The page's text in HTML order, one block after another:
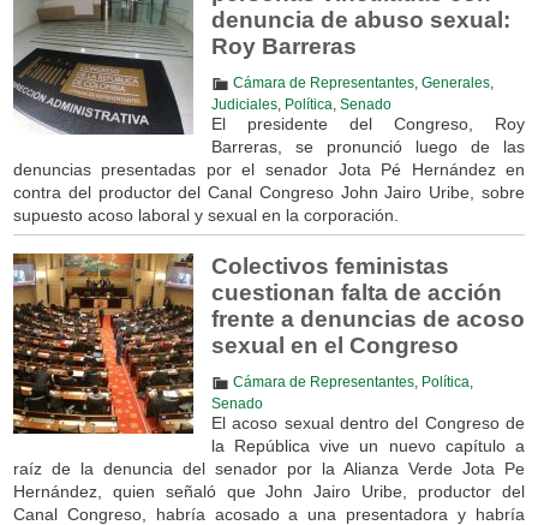
denuncia de abuso sexual:
Roy Barreras
Cámara de Representantes, Generales,
Judiciales, Política Senado
El presidente del Congreso, Roy
Barreras, se pronunció luego de las
denuncias presentadas por el senador Jota Pé Hernández en
contra del productor del Canal Congreso John Jairo Uribe, sobre
supuesto acoso laboral y sexual en la corporación.
Colectivos feministas
cuestionan falta de acción
frente a denuncias de acoso
sexual en el Congreso
Cámara de Representantes, Política
Senado
El acoso sexual dentro del Congreso de
la República vive un nuevo capítulo a
raíz de la denuncia del senador por la Alianza Verde Jota Pe
Hernández, quien señaló que John Jairo Uribe, productor del
Canal Congreso, habría acosado a una presentadora y habría